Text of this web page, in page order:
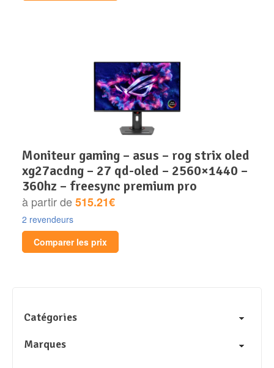
moniteur gaming – asus – rog strix oled
xg27acdng – 27 qd-oled – 2560×1440 –
360hz – freesync premium pro
à partir de515.21€
2 revendeurs
Comparer les prix
Catégories
Marques